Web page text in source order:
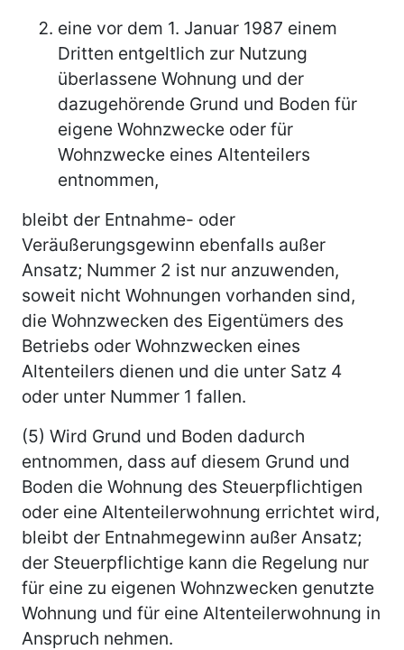
eine vor dem 1. Januar 1987 einem
Dritten entgeltlich zur Nutzung
überlassene Wohnung und der
dazugehörende Grund und Boden für
eigene Wohnzwecke oder für
Wohnzwecke eines Altenteilers
entnommen,
bleibt der Entnahme- oder
Veräußerungsgewinn ebenfalls außer
Ansatz; Nummer 2 ist nur anzuwenden,
soweit nicht Wohnungen vorhanden sind,
die Wohnzwecken des Eigentümers des
Betriebs oder Wohnzwecken eines
Altenteilers dienen und die unter Satz 4
oder unter Nummer 1 fallen.
(5) Wird Grund und Boden dadurch
entnommen, dass auf diesem Grund und
Boden die Wohnung des Steuerpflichtigen
oder eine Altenteilerwohnung errichtet wird,
bleibt der Entnahmegewinn außer Ansatz;
der Steuerpflichtige kann die Regelung nur
für eine zu eigenen Wohnzwecken genutzte
Wohnung und für eine Altenteilerwohnung in
Anspruch nehmen.